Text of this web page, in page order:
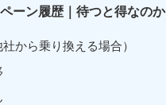
ーン履歴｜待つと得なのか
から乗り換える場合）